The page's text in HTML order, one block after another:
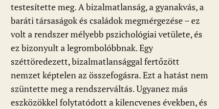
testesítette meg. A bizalmatlanság, a gyanakvás, a
baráti társaságok és családok megmérgezése – ez
volt a rendszer mélyebb pszichológiai vetülete, és
ez bizonyult a legrombolóbbnak. Egy
széttöredezett, bizalmatlansággal fertőzött
nemzet képtelen az összefogásra. Ezt a hatást nem
szüntette meg a rendszerváltás. Ugyanez más
eszközökkel folytatódott a kilencvenes években, és